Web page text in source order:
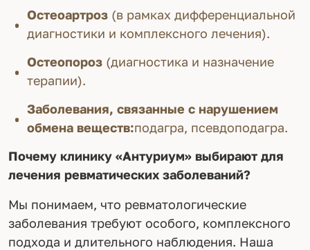
Остеоартроз (в рамках дифференциальной
диагностики и комплексного лечения).
Остеопороз (диагностика и назначение
терапии).
Заболевания, связанные с нарушением
обмена веществ:подагра, псевдоподагра.
Почему клинику «Антуриум» выбирают для
лечения ревматических заболеваний?
Мы понимаем, что ревматологические
заболевания требуют особого, комплексного
подхода и длительного наблюдения. Наша